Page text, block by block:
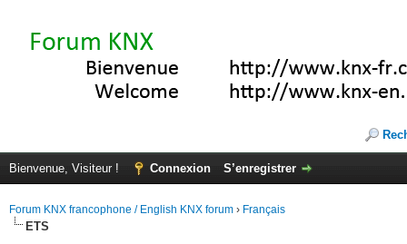
Bienvenue, Visiteur ! Connexion S’enregistrer
Forum KNX francophone / English KNX forum › Français
ETS